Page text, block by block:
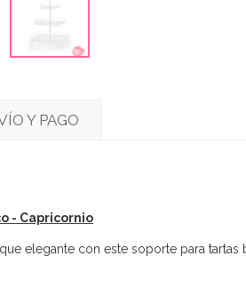
Y PAGO
- Capricornio
elegante con este soporte para